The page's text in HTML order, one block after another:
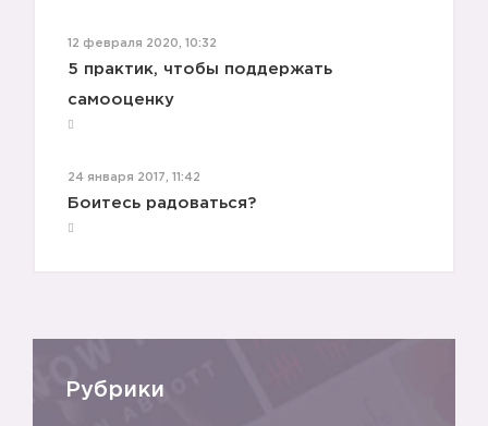
12 февраля 2020, 10:32
5 практик, чтобы поддержать
самооценку
24 января 2017, 11:42
Боитесь радоваться?
Рубрики